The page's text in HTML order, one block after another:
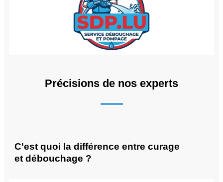
Précisions de nos experts
C'est quoi la différence entre curage
et débouchage ?